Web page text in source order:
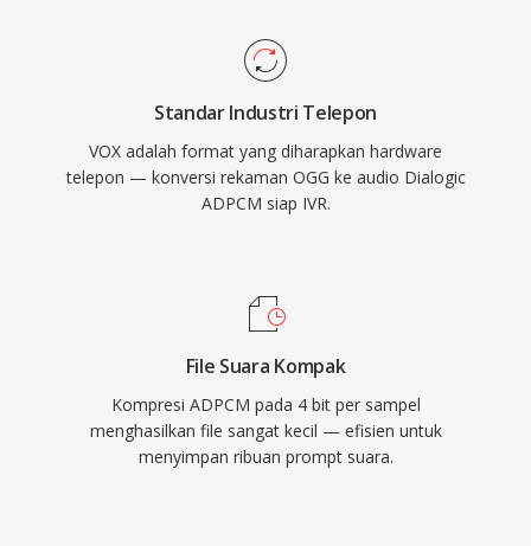
Standar Industri Telepon
VOX adalah format yang diharapkan hardware
telepon — konversi rekaman OGG ke audio Dialogic
ADPCM siap IVR.
File Suara Kompak
Kompresi ADPCM pada 4 bit per sampel
menghasilkan file sangat kecil — efisien untuk
menyimpan ribuan prompt suara.